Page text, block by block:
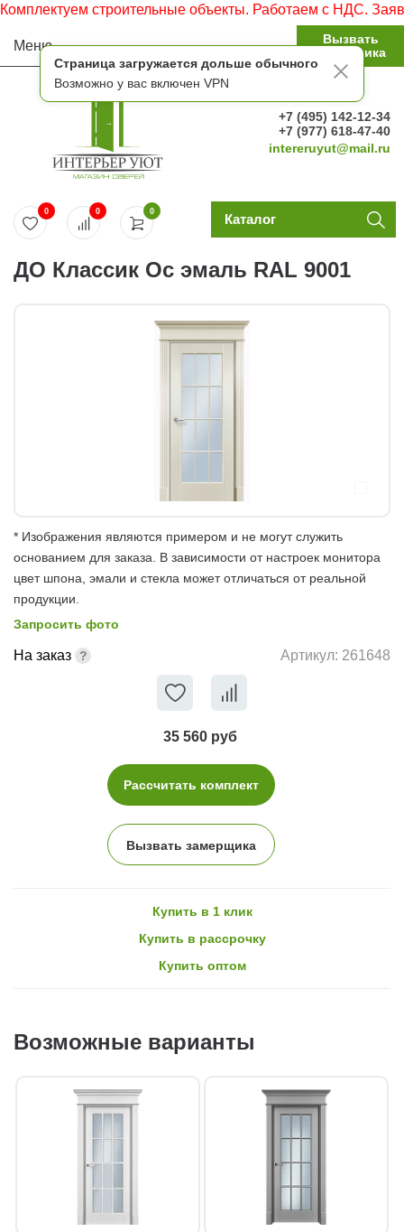
Страница загружается дольше обычного
Возможно у вас включен VPN
строительные объекты. Работаем с НДС. Заявки
Меню
Вызвать
замерщика
+7 (495) 142-12-34
+7 (977) 618-47-40
intereruyut@mail.ru
0
0 0 Каталог
ДО Классик Ос эмаль RAL 9001
* Изображения являются примером и не могут служить
основанием для заказа. В зависимости от настроек монитора
цвет шпона, эмали и стекла может отличаться от реальной
продукции.
Запросить фото
На заказ Артикул: 261648
35 560 руб
Рассчитать комплект
Вызвать замерщика
Купить в 1 клик
Купить в рассрочку
Купить оптом
Возможные варианты